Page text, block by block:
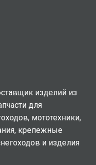
изделий из
для
мототехники,
крепежные
и изделия